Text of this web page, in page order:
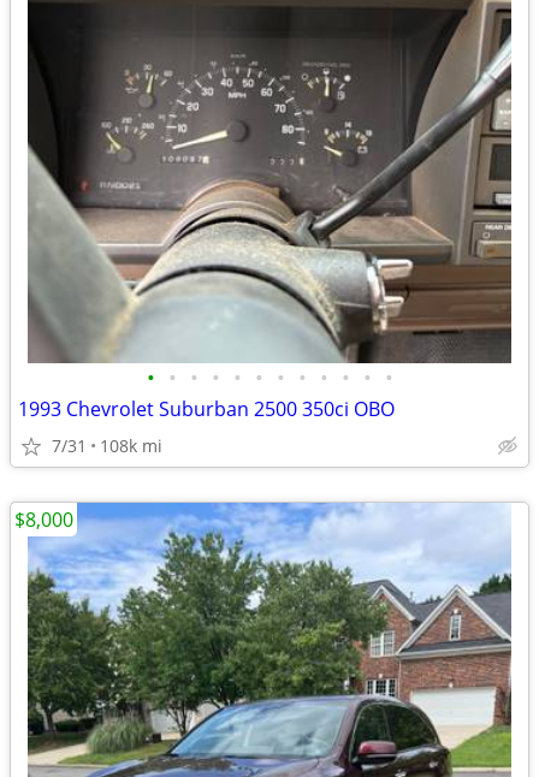
• • • • • • • • • • • •
1993 Chevrolet Suburban 2500 350ci OBO
7/31 108k mi
$8,000